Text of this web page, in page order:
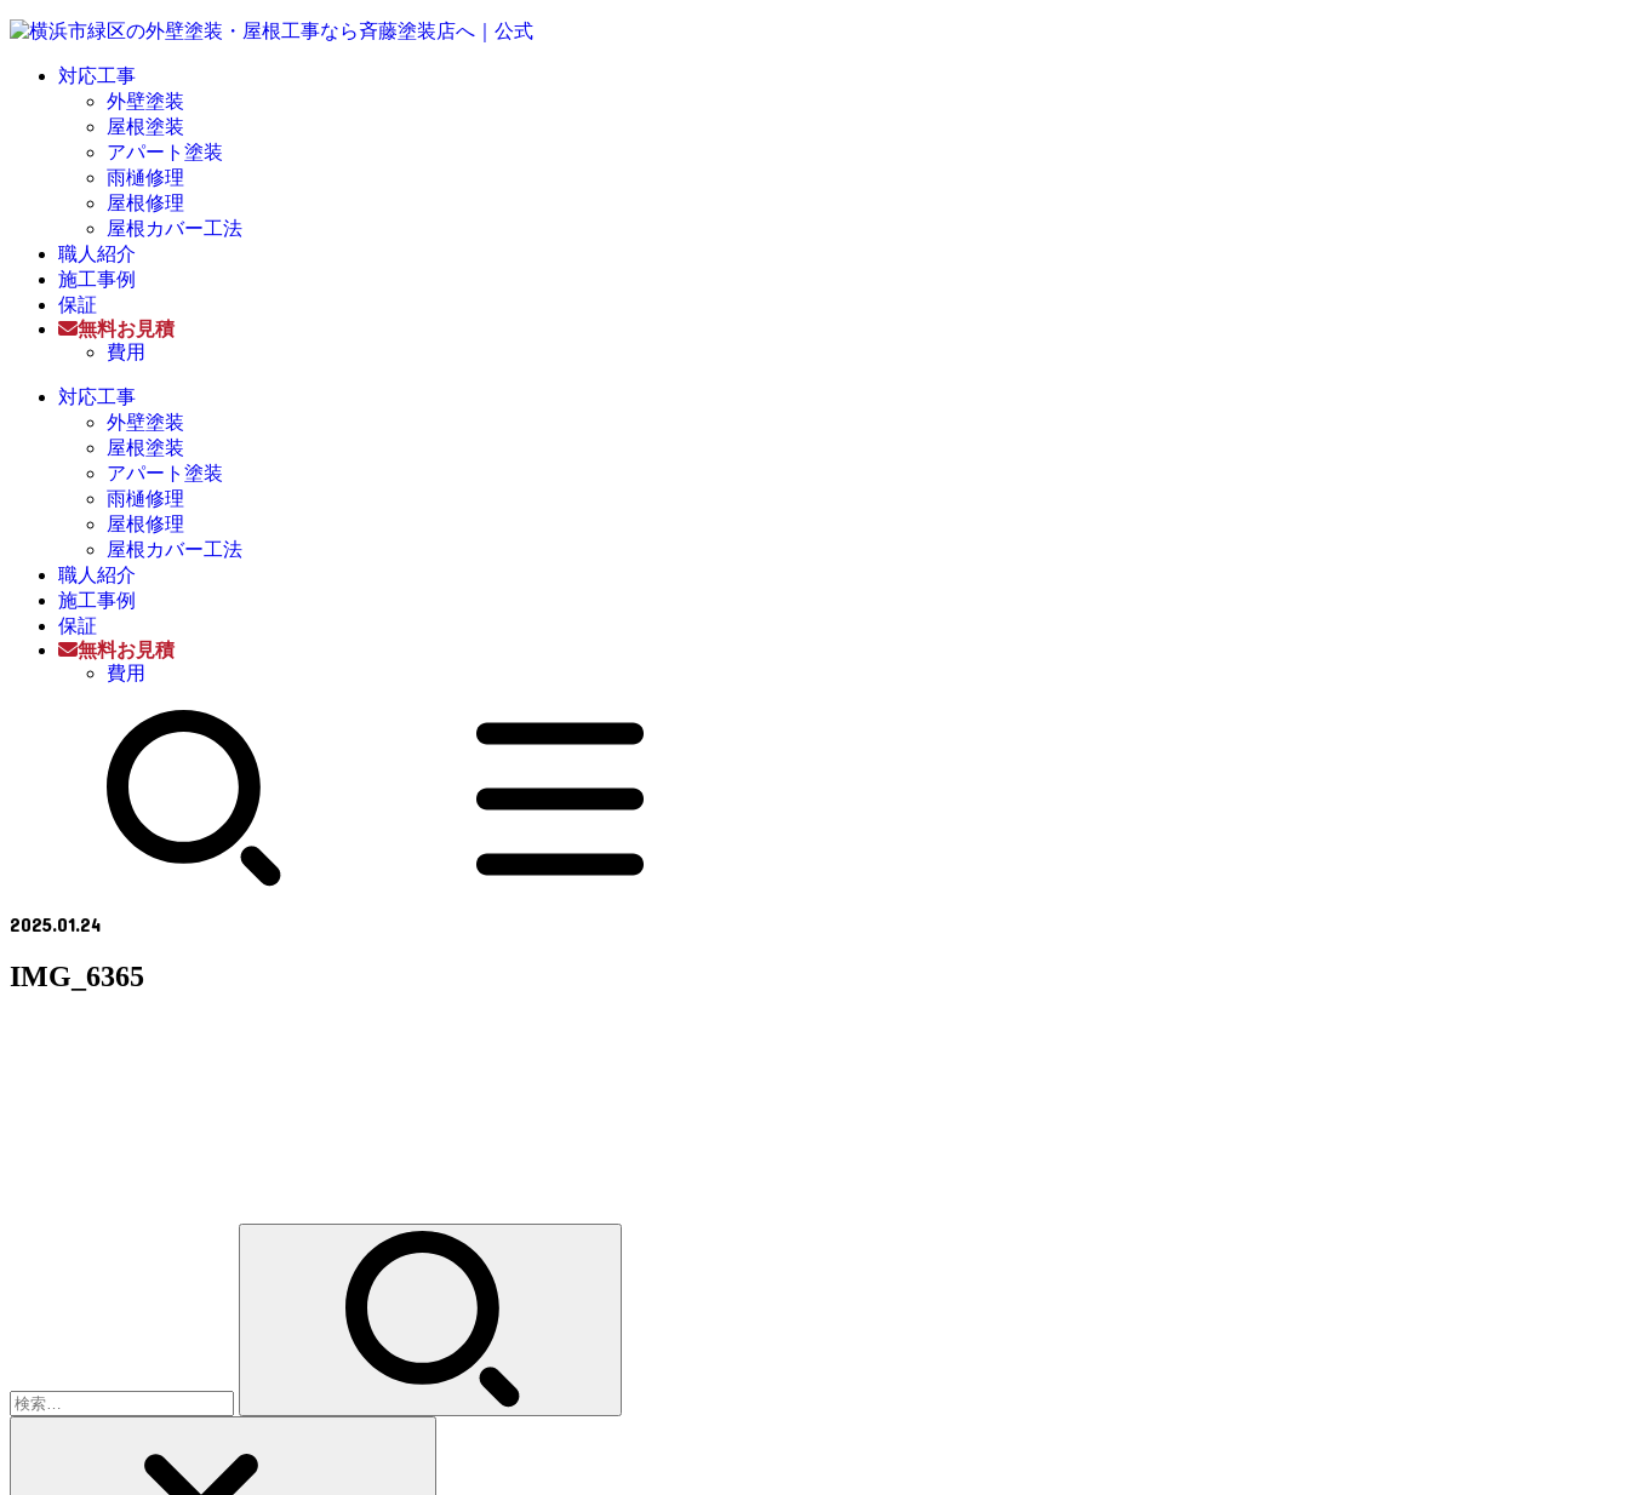
対応工事
外壁塗装
屋根塗装
アパート塗装
雨樋修理
屋根修理
屋根カバー工法
職人紹介
施工事例
保証
無料お見積
費用
対応工事
外壁塗装
屋根塗装
アパート塗装
雨樋修理
屋根修理
屋根カバー工法
職人紹介
施工事例
保証
無料お見積
費用
2025.01.24
IMG_6365